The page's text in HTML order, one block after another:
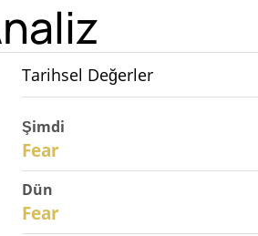
Tarihsel Değerler
Şimdi
Fear
Dün
Fear